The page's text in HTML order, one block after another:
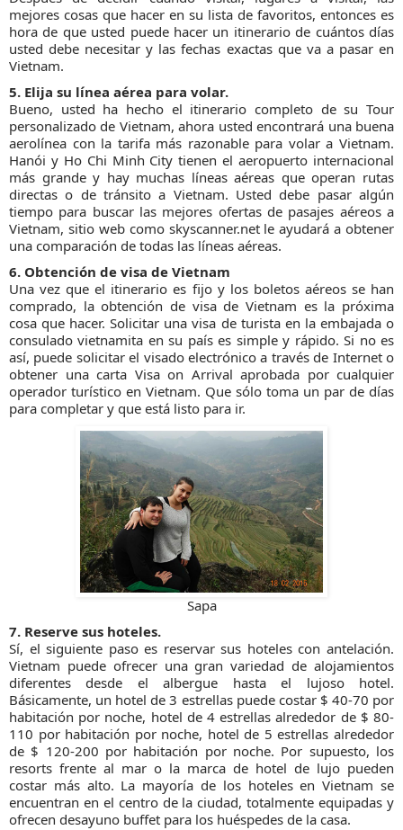
mejores cosas que hacer en su lista de favoritos, entonces es
hora de que usted puede hacer un itinerario de cuántos días
usted debe necesitar y las fechas exactas que va a pasar en
Vietnam.
5. Elija su línea aérea para volar.
Bueno, usted ha hecho el itinerario completo de su Tour
personalizado de Vietnam, ahora usted encontrará una buena
aerolínea con la tarifa más razonable para volar a Vietnam.
Hanói y Ho Chi Minh City tienen el aeropuerto internacional
más grande y hay muchas líneas aéreas que operan rutas
directas o de tránsito a Vietnam. Usted debe pasar algún
tiempo para buscar las mejores ofertas de pasajes aéreos a
Vietnam, sitio web como skyscanner.net le ayudará a obtener
una comparación de todas las líneas aéreas.
6. Obtención de visa de Vietnam
Una vez que el itinerario es fijo y los boletos aéreos se han
comprado, la obtención de visa de Vietnam es la próxima
cosa que hacer. Solicitar una visa de turista en la embajada o
consulado vietnamita en su país es simple y rápido. Si no es
así, puede solicitar el visado electrónico a través de Internet o
obtener una carta Visa on Arrival aprobada por cualquier
operador turístico en Vietnam. Que sólo toma un par de días
para completar y que está listo para ir.
Sapa
7. Reserve sus hoteles.
Sí, el siguiente paso es reservar sus hoteles con antelación.
Vietnam puede ofrecer una gran variedad de alojamientos
diferentes desde el albergue hasta el lujoso hotel.
Básicamente, un hotel de 3 estrellas puede costar $ 40-70 por
habitación por noche, hotel de 4 estrellas alrededor de $ 80-
110 por habitación por noche, hotel de 5 estrellas alrededor
de $ 120-200 por habitación por noche. Por supuesto, los
resorts frente al mar o la marca de hotel de lujo pueden
costar más alto. La mayoría de los hoteles en Vietnam se
encuentran en el centro de la ciudad, totalmente equipadas y
ofrecen desayuno buffet para los huéspedes de la casa.